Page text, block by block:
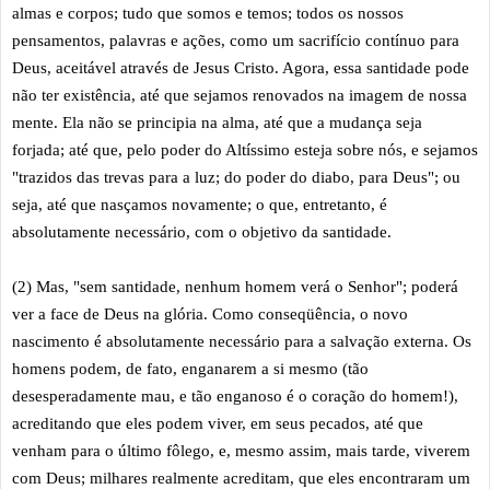
almas e corpos; tudo que somos e temos; todos os nossos
pensamentos, palavras e ações, como um sacrifício contínuo para
Deus, aceitável através de Jesus Cristo. Agora, essa santidade pode
não ter existência, até que sejamos renovados na imagem de nossa
mente. Ela não se principia na alma, até que a mudança seja
forjada; até que, pelo poder do Altíssimo esteja sobre nós, e sejamos
"trazidos das trevas para a luz; do poder do diabo, para Deus"; ou
seja, até que nasçamos novamente; o que, entretanto, é
absolutamente necessário, com o objetivo da santidade.
(2) Mas, "sem santidade, nenhum homem verá o Senhor"; poderá
ver a face de Deus na glória. Como conseqüência, o novo
nascimento é absolutamente necessário para a salvação externa. Os
homens podem, de fato, enganarem a si mesmo (tão
desesperadamente mau, e tão enganoso é o coração do homem!),
acreditando que eles podem viver, em seus pecados, até que
venham para o último fôlego, e, mesmo assim, mais tarde, viverem
com Deus; milhares realmente acreditam, que eles encontraram um